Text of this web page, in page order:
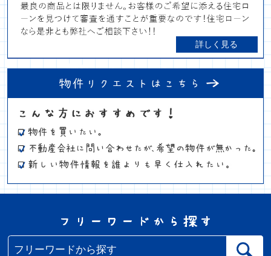
詳しく見る